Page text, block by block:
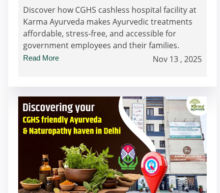
Discover how CGHS cashless hospital facility at
Karma Ayurveda makes Ayurvedic treatments
affordable, stress-free, and accessible for
government employees and their families.
Read More Nov 13 , 2025